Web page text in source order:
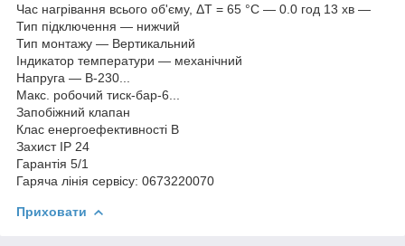
Час нагрівання всього об'єму, ΔТ = 65 °C — 0.0 год 13 хв —
Тип підключення — нижчий
Тип монтажу — Вертикальний
Індикатор температури — механічний
Напруга — В-230...
Макс. робочий тиск-бар-6...
Запобіжний клапан
Клас енергоефективності В
Захист IP 24
Гарантія 5/1
Гаряча лінія сервісу: 0673220070
Приховати